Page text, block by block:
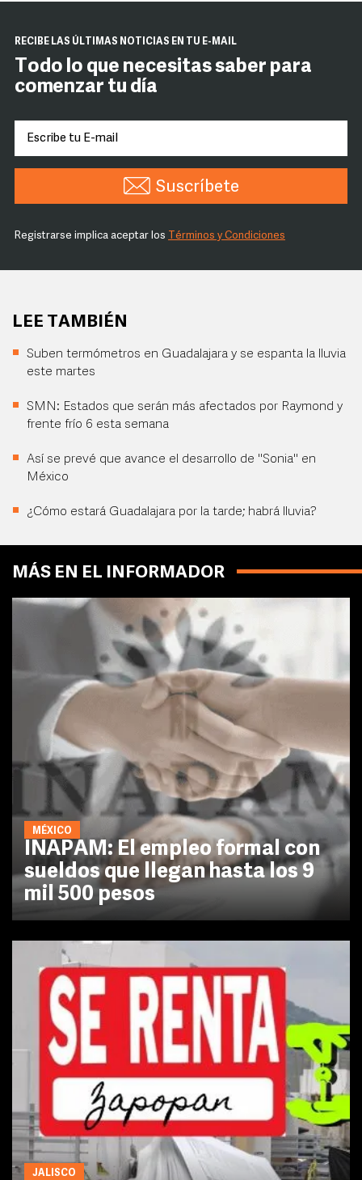
RECIBE LAS ÚLTIMAS NOTICIAS EN TU E-MAIL
Todo lo que necesitas saber para
comenzar tu día
Suscríbete
Registrarse implica aceptar los Términos y Condiciones
LEE TAMBIÉN
Suben termómetros en Guadalajara y se espanta la lluvia
este martes
SMN: Estados que serán más afectados por Raymond y
frente frío 6 esta semana
Así se prevé que avance el desarrollo de "Sonia" en
México
¿Cómo estará Guadalajara por la tarde; habrá lluvia?
MÁS EN EL INFORMADOR
MÉXICO
INAPAM: El empleo formal con
sueldos que llegan hasta los 9
mil 500 pesos
JALISCO